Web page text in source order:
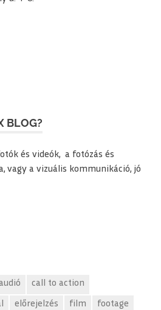
BLOG?
és videók, a fotózás és
vagy a vizuális kommunikáció, jó
call to action
előrejelzés film footage